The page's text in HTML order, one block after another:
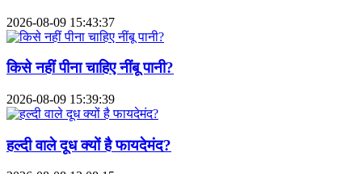
2026-08-09 15:43:37
किसे नहीं पीना चाहिए नींबू पानी?
2026-08-09 15:39:39
हल्दी वाले दूध क्यों है फायदेमंद?